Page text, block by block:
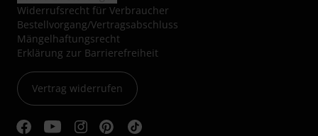
Widerrufsrecht für Verbraucher
Bestellvorgang/Vertragsabschluss
Mängelhaftungsrecht
Erklärung zur Barrierefreiheit
Vertrag widerrufen